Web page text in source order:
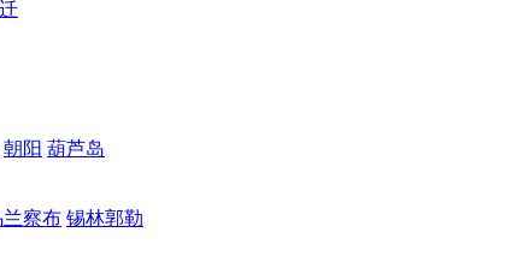
朝阳 葫芦岛
兰察布 锡林郭勒